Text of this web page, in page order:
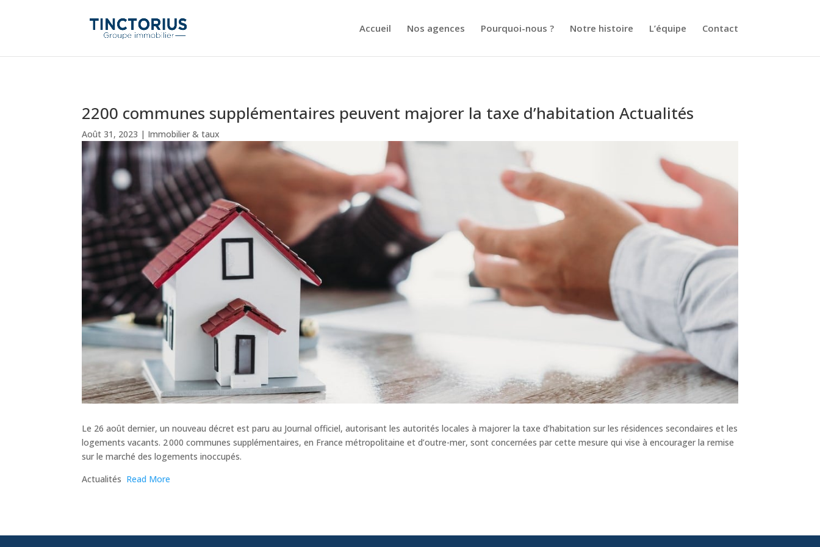
Accueil Nos agences Pourquoi-nous ? Notre histoire L’équipe Contact
2200 communes supplémentaires peuvent majorer la taxe d’habitation Actualités
Août 31, 2023 | Immobilier & taux
Le 26 août dernier, un nouveau décret est paru au Journal officiel, autorisant les autorités locales à majorer la taxe d’habitation sur les résidences secondaires et les
logements vacants. 2 000 communes supplémentaires, en France métropolitaine et d’outre-mer, sont concernées par cette mesure qui vise à encourager la remise
sur le marché des logements inoccupés.
​Actualités Read More